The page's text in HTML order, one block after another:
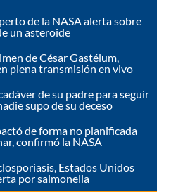
de la NASA alerta sobre
un asteroide
de César Gastélum,
plena transmisión en vivo
de su padre para seguir
supo de su deceso
de forma no planificada
confirmó la NASA
Estados Unidos
por salmonella